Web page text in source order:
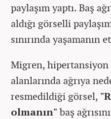
paylaşım yaptı. Baş
aldığı görselli
sınırında yaşamanın
Migren, hipertansiyon
alanlarında ağrıya
resmedildiği görsel,
olmanın" baş